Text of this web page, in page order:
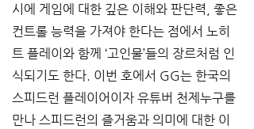
시에 게임에 대한 깊은 이해와 판단력, 좋은
컨트롤 능력을 가져야 한다는 점에서 노히
트 플레이와 함께 ‘고인물’들의 장르처럼 인
식되기도 한다. 이번 호에서 GG는 한국의
스피드런 플레이어이자 유튜버 천제누구를
만나 스피드런의 즐거움과 의미에 대한 이